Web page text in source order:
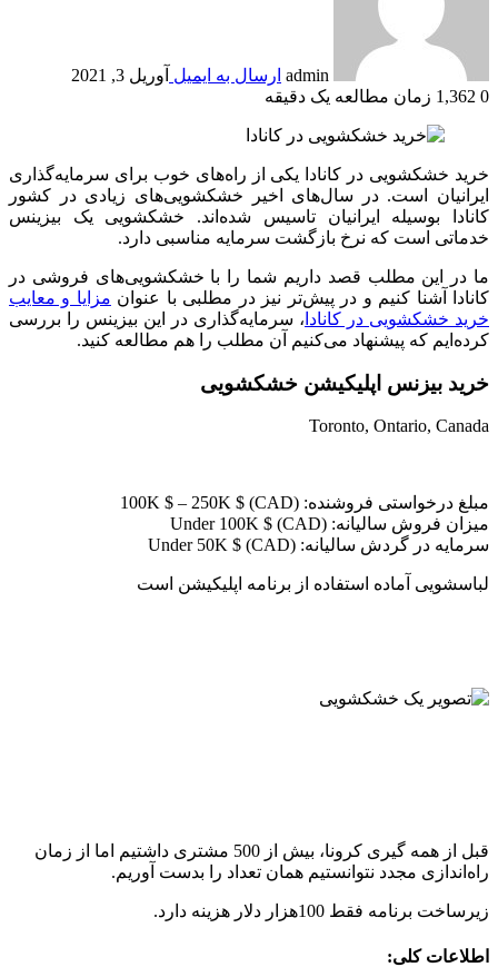
admin ارسال به ایمیل آوریل 3, 2021
0
زمان مطالعه یک دقیقه
خرید خشکشویی در کانادا یکی از راه‌های خوب برای سرمایه‌گذاری
ایرانیان است. در سال‌های اخیر خشکشویی‌های زیادی در کشور
کانادا بوسیله ایرانیان تاسیس شده‌اند. خشکشویی یک بیزینس
خدماتی است که نرخ بازگشت سرمایه مناسبی دارد.
ما در این مطلب قصد داریم شما را با خشکشویی‌های فروشی در
کانادا آشنا کنیم و در پیش‌تر نیز در مطلبی با عنوان مزایا و معایب
خرید خشکشویی در کانادا ، سرمایه‌گذاری در این بیزینس را بررسی
کرده‌ایم که پیشنهاد می‌کنیم آن مطلب را هم مطالعه کنید.
خرید بیزنس اپلیکیشن خشکشویی
Toronto, Ontario, Canada
مبلغ درخواستی فروشنده: (100K $ – 250K $ (CAD
میزان فروش سالیانه: (Under 100K $ (CAD
سرمایه در گردش سالیانه: (Under 50K $ (CAD
لباسشویی آماده استفاده از برنامه اپلیکیشن است
قبل از همه گیری کرونا، بیش از 500 مشتری داشتیم اما از زمان
راه‌اندازی مجدد نتوانستیم همان تعداد را بدست آوریم.
زیرساخت برنامه فقط 100هزار دلار هزینه دارد.
اطلاعات کلی: